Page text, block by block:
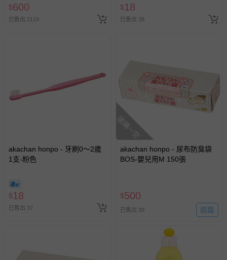
$600
已售出 2119
$18
已售出 39
akachan honpo - 牙刷0～2歲
1支-粉色
$18
已售出 37
搶購一空
akachan honpo - 尿布防臭袋
BOS-嬰兒用M 150張
$500
已售出 39 追蹤